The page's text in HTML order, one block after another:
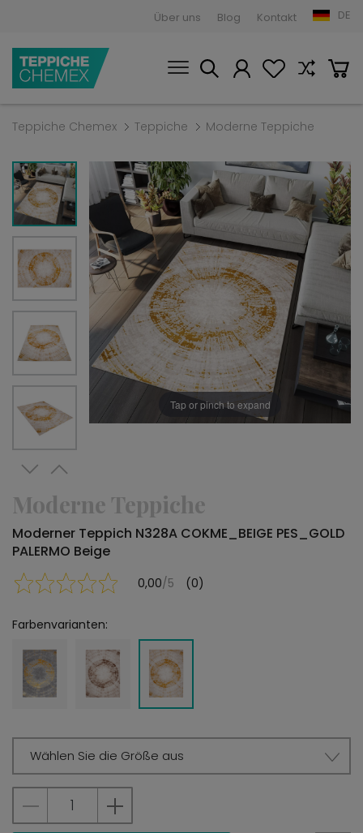
Über uns Blog Kontakt DE
Teppiche Chemex Teppiche Moderne Teppiche
Tap or pinch to expand
Moderne Teppiche
Moderner Teppich N328A COKME_BEIGE PES_GOLD
PALERMO Beige
0,00/5 (0)
Farbenvarianten:
Wählen Sie die Größe aus